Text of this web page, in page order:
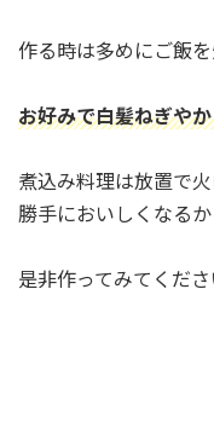
作る時は多めにご飯
お好みで白髪ねぎや
煮込み料理は放置で
勝手においしくなるか
是非作ってみてくださ